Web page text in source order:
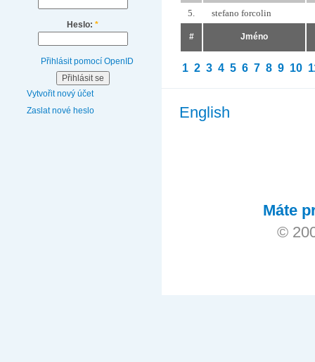
Heslo: *
Přihlásit pomocí OpenID
Vytvořit nový účet
Zaslat nové heslo
5.
stefano forcolin
# Jméno
1 2 3 4 5 6 7 8 9 10
English
Máte
©